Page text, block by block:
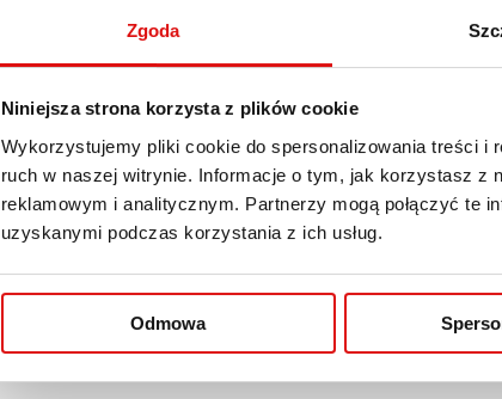
Zgoda
Niniejsza strona korzysta z plików cookie
Wykorzystujemy pliki cookie do spersonalizowania treści i
ruch w naszej witrynie. Informacje o tym, jak korzystasz z
reklamowym i analitycznym. Partnerzy mogą połączyć te
uzyskanymi podczas korzystania z ich usług.
Odmowa